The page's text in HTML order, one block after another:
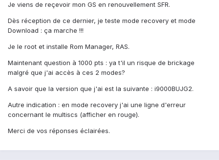
Je viens de reçevoir mon GS en renouvellement SFR.
Dès réception de ce dernier, je teste mode recovery et mode
Download : ça marche !!!
Je le root et installe Rom Manager, RAS.
Maintenant question à 1000 pts : ya t'il un risque de brickage
malgré que j'ai accès à ces 2 modes?
A savoir que la version que j'ai est la suivante : i9000BUJG2.
Autre indication : en mode recovery j'ai une ligne d'erreur
concernant le multiscs (afficher en rouge).
Merci de vos réponses éclairées.